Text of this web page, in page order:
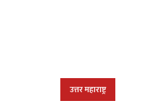
उत्तर महाराष्ट्र